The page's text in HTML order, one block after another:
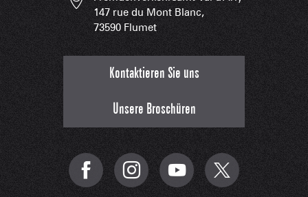
147 rue du Mont Blanc,
73590 Flumet
Kontaktieren Sie uns
Unsere Broschüren